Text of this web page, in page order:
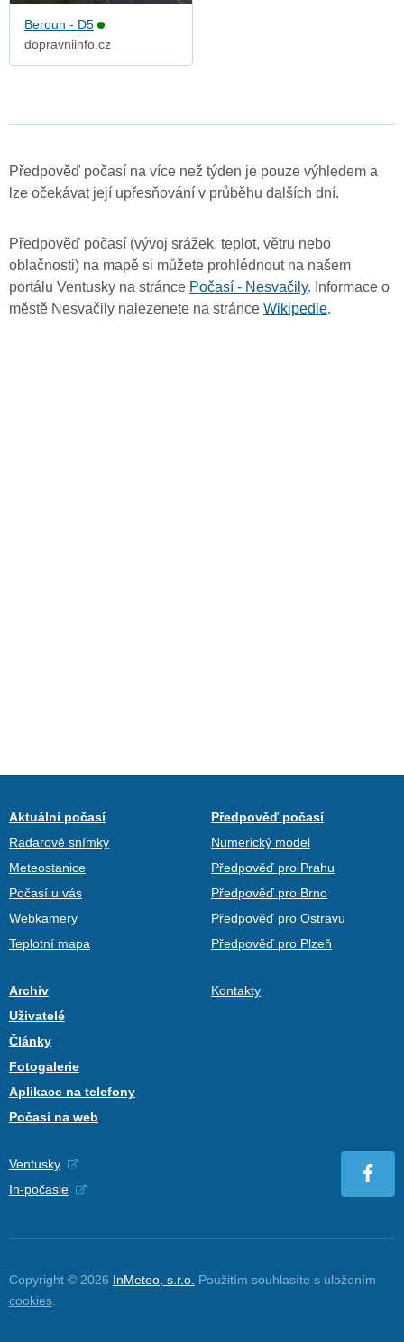
Beroun - D5
dopravniinfo.cz
Předpověď počasí na více než týden je pouze výhledem a
lze očekávat její upřesňování v průběhu dalších dní.
Předpověď počasí (vývoj srážek, teplot, větru nebo
oblačnosti) na mapě si můžete prohlédnout na našem
portálu Ventusky na stránce Počasí - Nesvačily. Informace o
městě Nesvačily nalezenete na stránce Wikipedie.
Aktuální počasí
Radarové snímky
Meteostanice
Počasí u vás
Webkamery
Teplotní mapa
Předpověď počasí
Numerický model
Předpověď pro Prahu
Předpověď pro Brno
Předpověď pro Ostravu
Předpověď pro Plzeň
Archiv
Uživatelé
Články
Fotogalerie
Aplikace na telefony
Počasí na web
Kontakty
Ventusky
In-počasie
Copyright © 2026 InMeteo, s.r.o. Použitím souhlasíte s uložením
cookies